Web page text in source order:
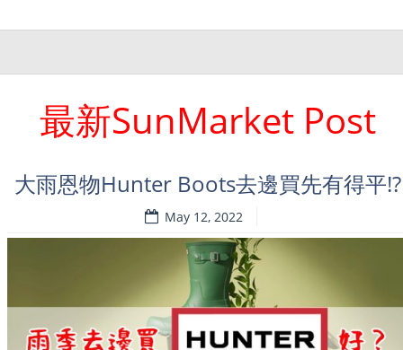
最新SunMarket Post
大雨恩物Hunter Boots去邊買先有得平!?
May 12, 2022